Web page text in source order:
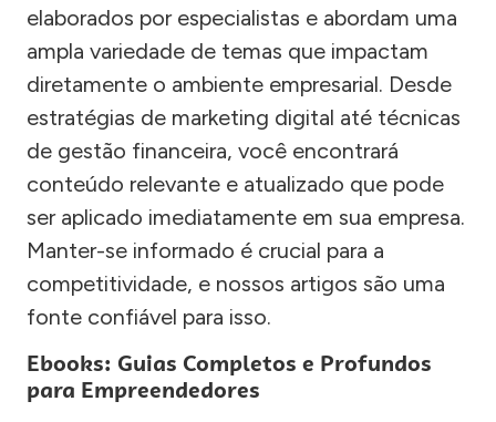
elaborados por especialistas e abordam uma
ampla variedade de temas que impactam
diretamente o ambiente empresarial. Desde
estratégias de marketing digital até técnicas
de gestão financeira, você encontrará
conteúdo relevante e atualizado que pode
ser aplicado imediatamente em sua empresa.
Manter-se informado é crucial para a
competitividade, e nossos artigos são uma
fonte confiável para isso.
Ebooks: Guias Completos e Profundos
para Empreendedores